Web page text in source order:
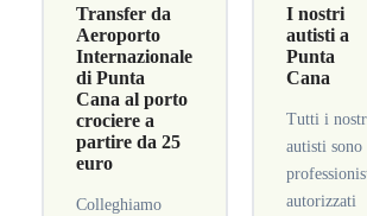
Transfer da
Aeroporto
Internazionale
di Punta
Cana al porto
crociere a
partire da 25
euro
Colleghiamo
I nostri
autisti a
Punta
Cana
Tutti i
autisti sono
autorizzati